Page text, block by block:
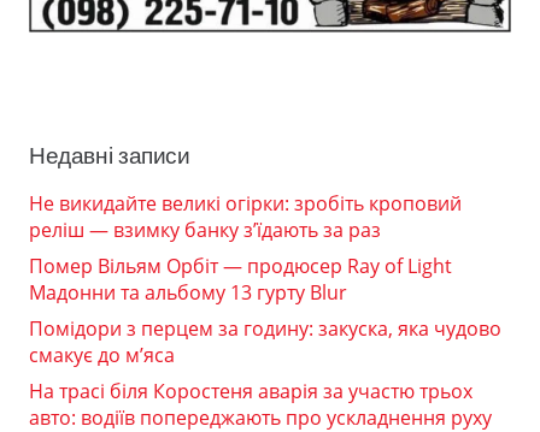
Недавні записи
Не викидайте великі огірки: зробіть кроповий
реліш — взимку банку з’їдають за раз
Помер Вільям Орбіт — продюсер Ray of Light
Мадонни та альбому 13 гурту Blur
Помідори з перцем за годину: закуска, яка чудово
смакує до м’яса
На трасі біля Коростеня аварія за участю трьох
авто: водіїв попереджають про ускладнення руху